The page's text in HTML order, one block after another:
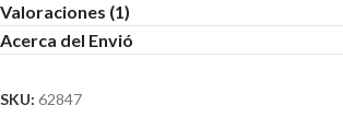
Valoraciones (1)
Acerca del Envió
SKU: 62847